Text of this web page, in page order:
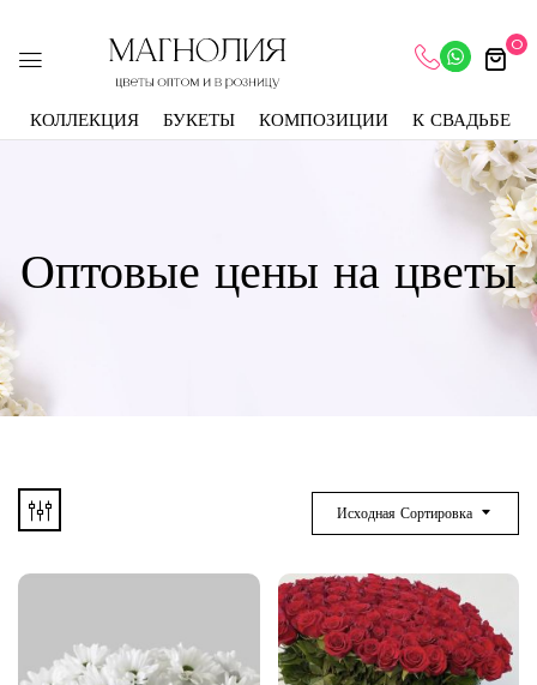
0
КОЛЛЕКЦИЯ БУКЕТЫ КОМПОЗИЦИИ К СВАДЬБЕ
Оптовые цены на цветы
Исходная Сортировка